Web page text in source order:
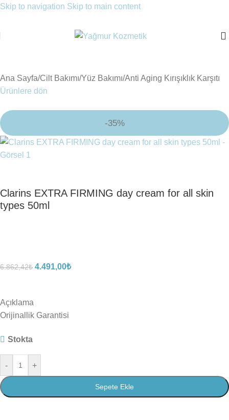
Skip to navigation Skip to main content
Ana Sayfa/Cilt Bakımı/Yüz Bakımı/Anti Aging Kırışıklık Karşıtı
Ürünlere dön
-35%
Clarins EXTRA FIRMING day cream for all skin
types 50ml
6.862,42₺ 4.491,00₺
Açıklama
Orijinallik Garantisi
Stokta
- +
Sepete Ekle